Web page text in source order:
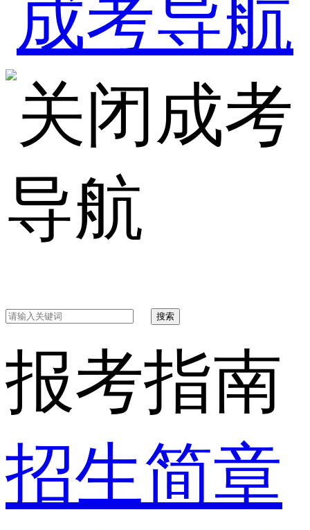
成考
导航
搜索
报考指南
招生简章